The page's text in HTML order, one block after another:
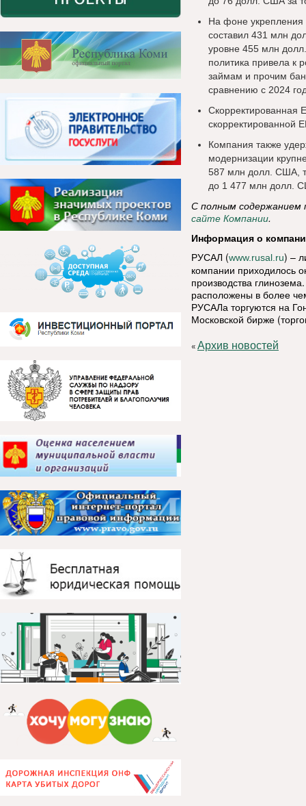
На фоне укрепления
составил 431 млн
уровне 455 млн
политика привела к
займам и прочим
сравнению с 2024
Скорректированная
скорректированной
Компания также
модернизации
587 млн долл. США,
до 1 477 млн долл.
С полным содержанием
сайте Компании.
Информация о
РУСАЛ (www.rusal.ru) –
компании приходилось
производства
расположены в более
РУСАЛа торгуются на
Московской бирже
«Архив новостей